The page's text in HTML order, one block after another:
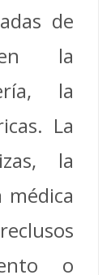
de
la
la
La
la
o